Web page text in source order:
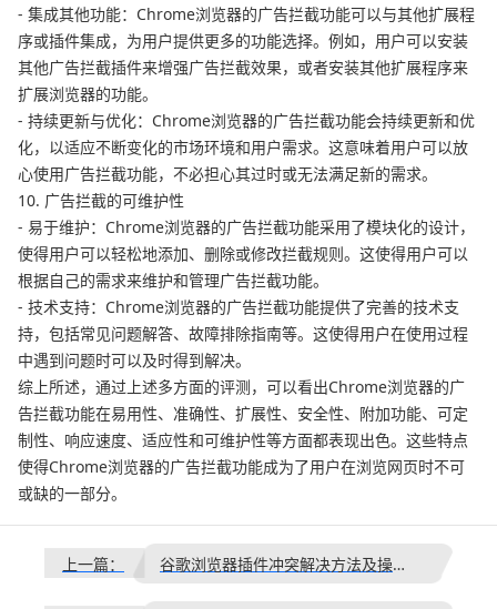
- 集成其他功能：Chrome浏览器的广告拦截功能可以与其他扩展程
序或插件集成，为用户提供更多的功能选择。例如，用户可以安装
其他广告拦截插件来增强广告拦截效果，或者安装其他扩展程序来
扩展浏览器的功能。
- 持续更新与优化：Chrome浏览器的广告拦截功能会持续更新和优
化，以适应不断变化的市场环境和用户需求。这意味着用户可以放
心使用广告拦截功能，不必担心其过时或无法满足新的需求。
10. 广告拦截的可维护性
- 易于维护：Chrome浏览器的广告拦截功能采用了模块化的设计，
使得用户可以轻松地添加、删除或修改拦截规则。这使得用户可以
根据自己的需求来维护和管理广告拦截功能。
- 技术支持：Chrome浏览器的广告拦截功能提供了完善的技术支
持，包括常见问题解答、故障排除指南等。这使得用户在使用过程
中遇到问题时可以及时得到解决。
综上所述，通过上述多方面的评测，可以看出Chrome浏览器的广
告拦截功能在易用性、准确性、扩展性、安全性、附加功能、可定
制性、响应速度、适应性和可维护性等方面都表现出色。这些特点
使得Chrome浏览器的广告拦截功能成为了用户在浏览网页时不可
或缺的一部分。
上一篇： 谷歌浏览器插件冲突解决方法及操作指南